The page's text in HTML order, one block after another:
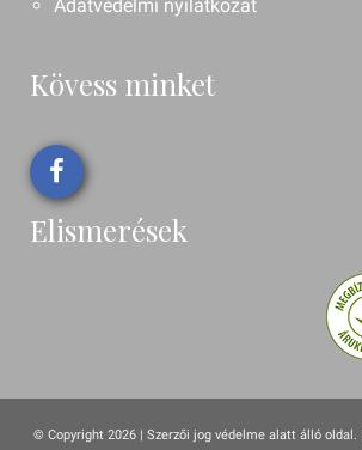
Adatvédelmi nyilatkozat
Kövess minket
Elismerések
© Copyright 2026 | Szerzői jog védelme alatt álló oldal. |